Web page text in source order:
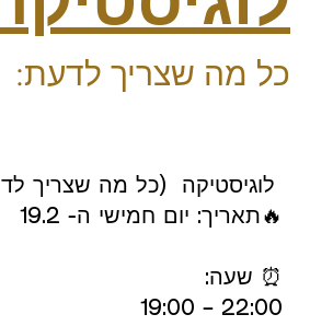
ופוגשים אנשים נדירים
כל מה שצריך לדעת:
לוגיסטיקה (כל מה שצריך
🔥תאריך: יום חמישי ה- 19.2
⏰ שעה:
22:00 – 19:00